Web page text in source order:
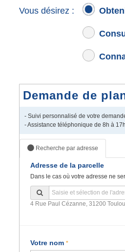
Vous désirez :
Demande de
- Suivi personnalisé de votre
- Assistance téléphonique de 8h à 17h
Recherche par adresse
Adresse de la parcelle
Dans le cas où votre adresse ne
4 Rue Paul Cézanne, 31200
Votre nom *